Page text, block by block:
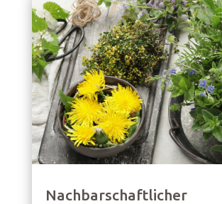
Nachbarschaftlicher